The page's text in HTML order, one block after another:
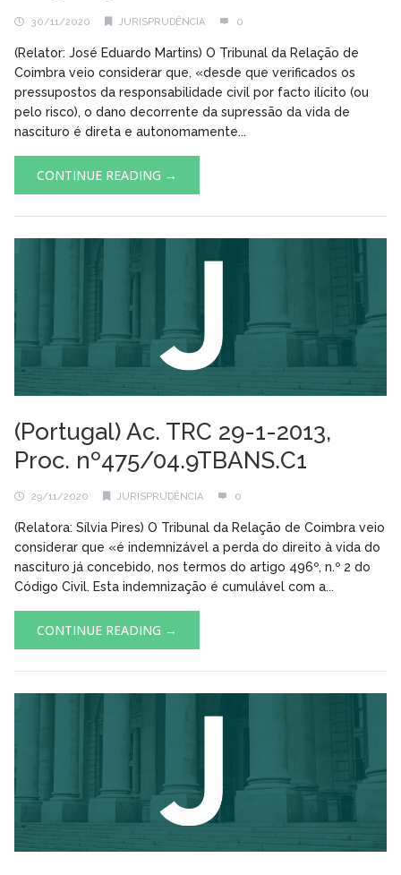
30/11/2020 JURISPRUDÊNCIA 0
(Relator: José Eduardo Martins) O Tribunal da Relação de
Coimbra veio considerar que, «desde que verificados os
pressupostos da responsabilidade civil por facto ilícito (ou
pelo risco), o dano decorrente da supressão da vida de
nascituro é direta e autonomamente...
CONTINUE READING →
(Portugal) Ac. TRC 29-1-2013,
Proc. nº475/04.9TBANS.C1
29/11/2020 JURISPRUDÊNCIA 0
(Relatora: Sílvia Pires) O Tribunal da Relação de Coimbra veio
considerar que «é indemnizável a perda do direito à vida do
nascituro já concebido, nos termos do artigo 496º, n.º 2 do
Código Civil. Esta indemnização é cumulável com a...
CONTINUE READING →